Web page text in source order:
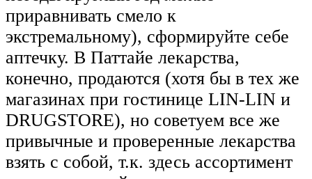
приравнивать смело к
экстремальному), сформируйте себе
аптечку. В Паттайе лекарства,
конечно, продаются (хотя бы в тех же
магазинах при гостинице LIN-LIN и
DRUGSTORE), но советуем все же
привычные и проверенные лекарства
взять с собой, т.к. здесь ассортимент